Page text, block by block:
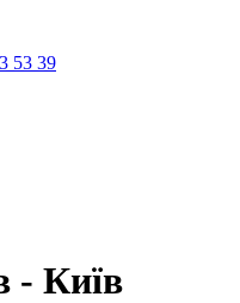
53 39
- Київ